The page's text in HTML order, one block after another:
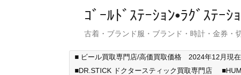
ｺﾞｰﾙﾄﾞｽﾃｰｼｮﾝ•ﾗｸﾞｽﾃｰ
古着・ブランド服・ブランド・時計・金券
■ ビール買取専門店/高価買取価格 2024年12月現在
■DR.STICK ドクタースティック買取専門店